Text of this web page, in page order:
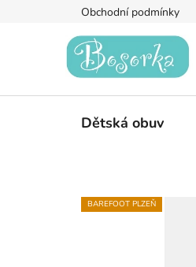
Obchodní podmínky
Dětská obuv
BAREFOOT PLZEŇ